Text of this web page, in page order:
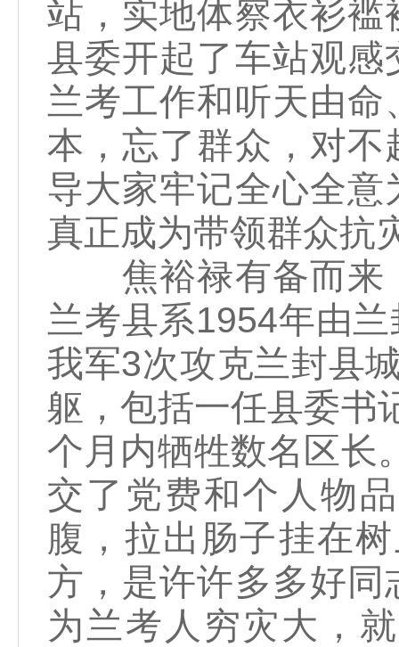
站，实地体察衣衫
县委开起了车站观
兰考工作和听天由
本，忘了群众，对
导大家牢记全心全
真正成为带领群众抗
焦裕禄有备而来
兰考县系1954年由
我军3次攻克兰封县
躯，包括一任县委书
个月内牺牲数名区长
交了党费和个人物
腹，拉出肠子挂在
方，是许许多多好
为兰考人穷灾大，